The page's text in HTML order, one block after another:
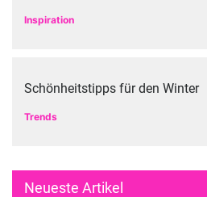
Inspiration
Schönheitstipps für den Winter
Trends
Neueste Artikel